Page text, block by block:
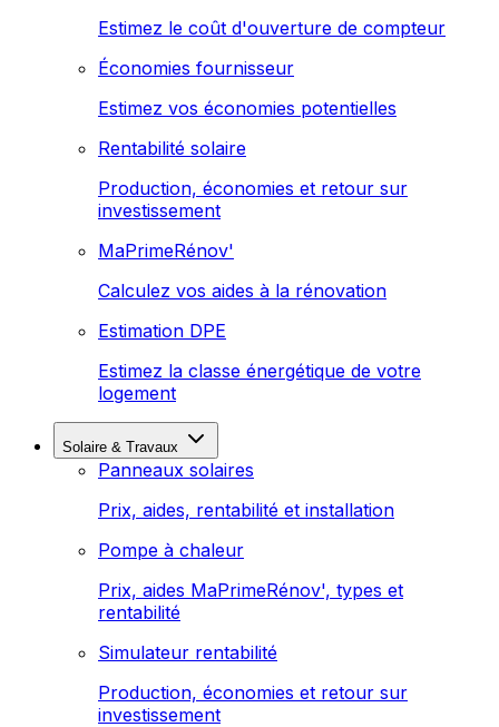
Estimez le coût d'ouverture de compteur
Économies fournisseur
Estimez vos économies potentielles
Rentabilité solaire
Production, économies et retour sur
investissement
MaPrimeRénov'
Calculez vos aides à la rénovation
Estimation DPE
Estimez la classe énergétique de votre
logement
Solaire & Travaux
Panneaux solaires
Prix, aides, rentabilité et installation
Pompe à chaleur
Prix, aides MaPrimeRénov', types et
rentabilité
Simulateur rentabilité
Production, économies et retour sur
investissement